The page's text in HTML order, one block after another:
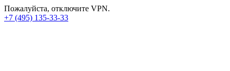
Пожалуйста, отключите VPN.
+7 (495) 135-33-33